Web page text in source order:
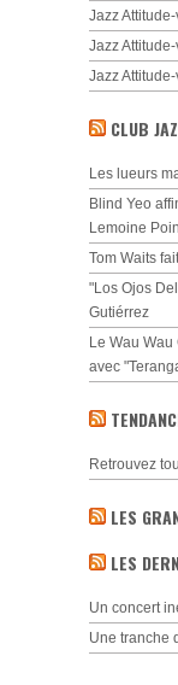
Jazz
Jazz
Jazz
CLUB
Les lueurs
Blind Yeo
Lemoine
Tom Waits
"Los Ojos
Gutiérrez
Le Wau
avec
Retrouvez
LES
LES
Un concert
Une tranche